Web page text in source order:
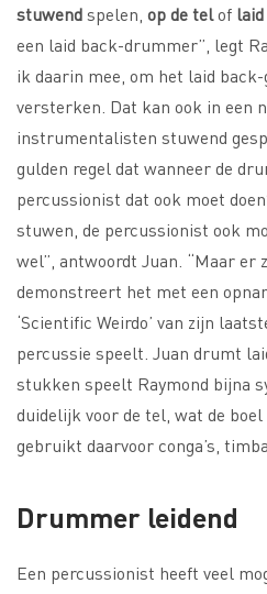
stuwendspelen, op de telof
een laid back-drummer”, legt
ik daarin mee, om het laid
versterken. Dat kan ook in een
instrumentalisten stuwend
gulden regel dat wanneer de
percussionist dat ook moet
stuwen, de percussionist ook
wel”, antwoordt Juan. “Maar er
demonstreert het met een
‘Scientific Weirdo’ van zijn
percussie speelt. Juan drumt
stukken speelt Raymond bijna
duidelijk voor de tel, wat de
gebruikt daarvoor conga’s,
Drummer leidend
Een percussionist heeft veel